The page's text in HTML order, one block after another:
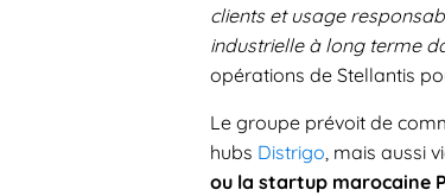
clients et usage
industrielle à long terme
opérations de Stellantis
Le groupe prévoit de
hubs Distrigo, mais aussi
ou la startup marocaine